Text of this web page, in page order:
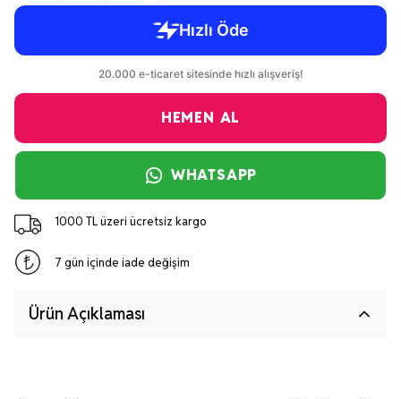
HEMEN AL
WHATSAPP
1000 TL üzeri ücretsiz kargo
7 gün içinde iade değişim
Ürün Açıklaması